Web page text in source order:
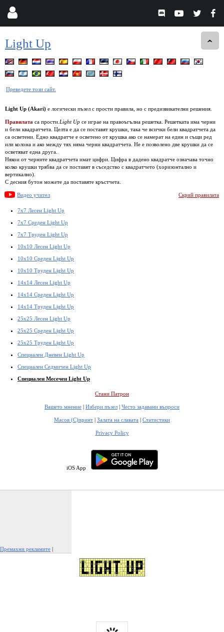
Light Up
Преведете този сайт.
Light Up (Akari) е логически пъзел с прости правила, но с предизвикателни решения.
Правилата са прости. Light Up се играе на правоъгълна решетка. Решетката има черни
и бели квадратчета. Целта е да се поставят крушки, така че всички бели квадратчета да
са осветени. Едно квадратче е осветено от крушка ако се намерат на един и същи ред
или колона и ако между тях няма черни квадратчета. Не е позволено две крушки да се
осветяват една друга.
Някои от черните квадратчета имат цифри. Цифра в дадено квадратче означава точно
колко крушки трябва да се поставят в съседство с квадратчето (хоризонтално и
вертикално).
С десния бутон можете да поставяте кръстчета.
Видео учител Скрий правилата
7x7 Лесен Light Up
7x7 Среден Light Up
7x7 Труден Light Up
10x10 Лесен Light Up
10x10 Среден Light Up
10x10 Труден Light Up
14x14 Лесен Light Up
14x14 Среден Light Up
14x14 Труден Light Up
25x25 Лесен Light Up
25x25 Среден Light Up
25x25 Труден Light Up
Специален Дневен Light Up
Специален Седмичен Light Up
Специален Месечен Light Up
Стани Патрон
Вашето мнение | Избери пъзел | Често задавани въпроси
Масов (С)принт | Залата на славата | Статистики
Privacy Policy
iOS App
Премахни рекламите |